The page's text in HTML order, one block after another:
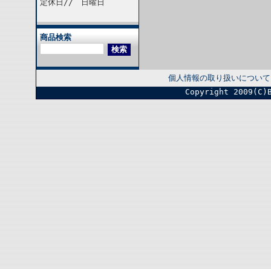
定休日// 日曜日
商品検索
個人情報の取り扱いについて
Copyright